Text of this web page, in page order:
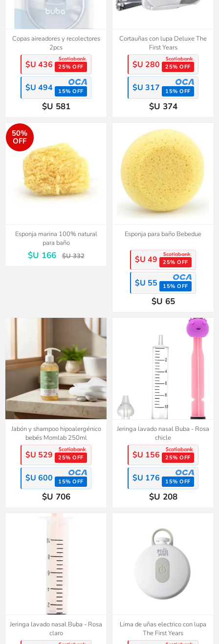
Copas aireadores y recolectores
2pcs
$U 436 25% OFF
$U 494 15% OFF
$U 581
Cortauñas con lupa Deluxe The
First Years
$U 280 25% OFF
$U 317 15% OFF
$U 374
50%
OFF
Esponja marina 100% natural
para baño
$U 166 $U 332
Esponja para baño Bebedue
$U 49 25% OFF
$U 55 15% OFF
$U 65
Jabón y shampoo hipoalergénico
bebés Momlab 250ml
$U 529 25% OFF
$U 600 15% OFF
$U 706
Jeringa lavado nasal Buba - Rosa
chicle
$U 156 25% OFF
$U 176 15% OFF
$U 208
Jeringa lavado nasal Buba - Rosa
claro
Lima de uñas electrico con lupa
The First Years